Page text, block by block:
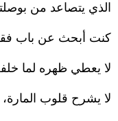
الذي يتصاعد من
كنت أبحث عن باب
لا يعطي ظهره لما
لا يشرح قلوب